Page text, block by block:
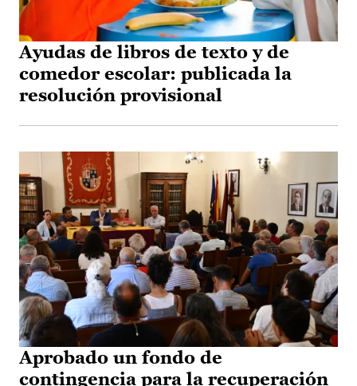
Ayudas de libros de texto y de
comedor escolar: publicada la
resolución provisional
Aprobado un fondo de
contingencia para la recuperación